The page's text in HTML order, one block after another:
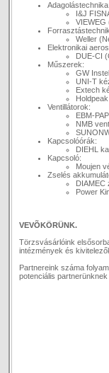
Adagolástechnika:
I&J
VIEWEG
Weller
Elektronikai
DUE-CI
Műszerek:
GW
UNI-T
Extech
Ventillátorok:
EBM-
NMB
Kapcsolóórák:
DIEHL
Kapcsoló:
Moujen
Zselés
DIAMEC
Power
VEVÕKÖRÜNK.
Törzsvásárlóink
intézmények és
Partnereink száma
potenciális